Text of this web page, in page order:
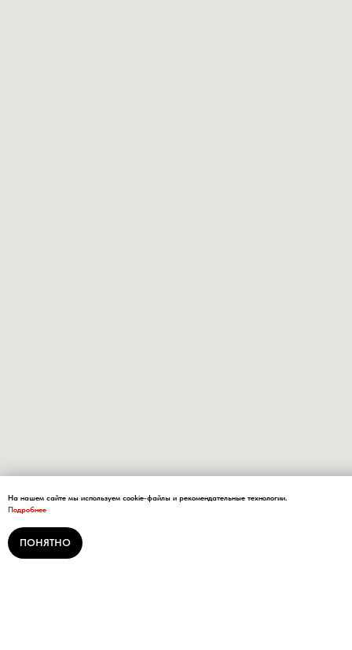
На нашем сайте мы используем cookie-файлы и рекомендательные технологии.
Подробнее
ПОНЯТНО